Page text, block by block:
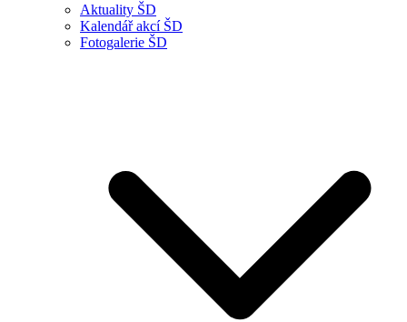
Aktuality ŠD
Kalendář akcí ŠD
Fotogalerie ŠD